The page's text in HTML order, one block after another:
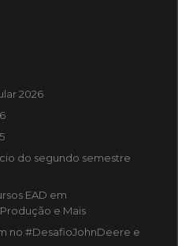
2026
do segundo semestre
EAD em
e Mais
no #DesafioJohnDeere e